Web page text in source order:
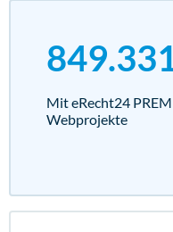
Mit eRecht24
Webprojekte